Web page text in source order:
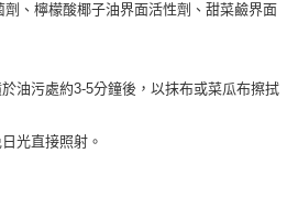
、檸檬酸椰子油界面活性劑、甜菜鹼界面
油污處約3-5分鐘後，以抹布或菜瓜布擦拭
光直接照射。